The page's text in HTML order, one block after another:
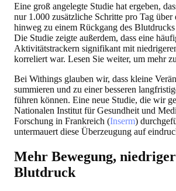
Eine groß angelegte Studie hat ergeben,
nur 1.000 zusätzliche Schritte pro Tag über
hinweg zu einem Rückgang des
Die Studie zeigte außerdem, dass eine
Aktivitätstrackern signifikant mit
korreliert war. Lesen Sie weiter, um mehr
Bei Withings glauben wir, dass kleine
summieren und zu einer besseren
führen können. Eine neue Studie, die wir
Nationalen Institut für Gesundheit und
Forschung in Frankreich (Inserm)
untermauert diese Überzeugung auf
Mehr Bewegung,
Blutdruck